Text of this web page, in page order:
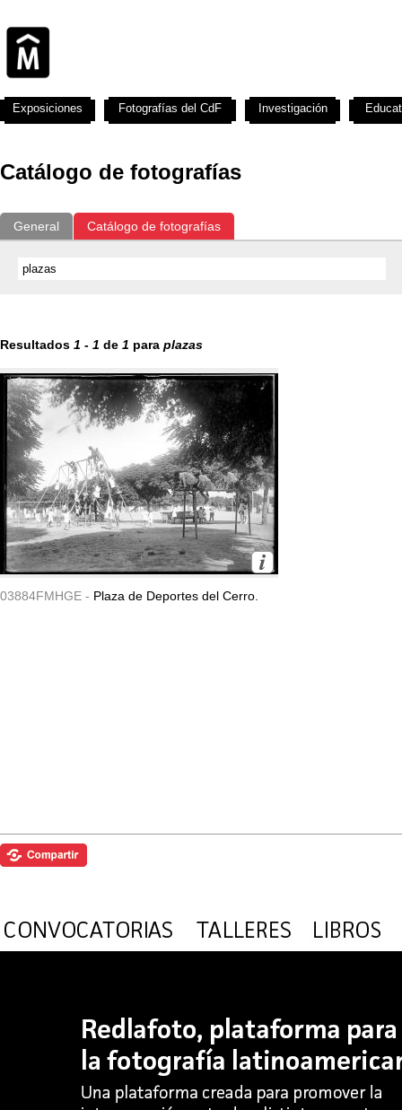
Catálogo de fotografías
General Catálogo de fotografías
Resultados 1 - 1 de 1 para plazas
03884FMHGE - Plaza de Deportes del Cerro.
Exposiciones Fotografías del CdF Investigación